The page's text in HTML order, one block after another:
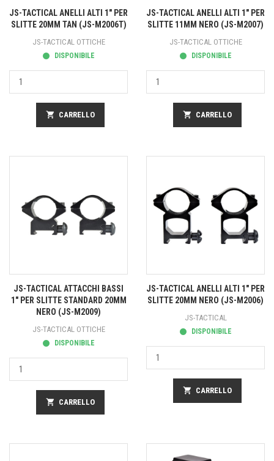
JS-TACTICAL ANELLI ALTI 1" PER
SLITTE 20MM TAN (JS-M2006T)
JS-TACTICAL OTTICHE
DISPONIBILE
shopping_cart CARRELLO
JS-TACTICAL ANELLI ALTI 1" PER
SLITTE 11MM NERO (JS-M2007)
JS-TACTICAL OTTICHE
DISPONIBILE
shopping_cart CARRELLO
JS-TACTICAL ATTACCHI BASSI
1" PER SLITTE STANDARD 20MM
NERO (JS-M2009)
JS-TACTICAL OTTICHE
DISPONIBILE
shopping_cart CARRELLO
JS-TACTICAL ANELLI ALTI 1" PER
SLITTE 20MM NERO (JS-M2006)
JS-TACTICAL
DISPONIBILE
shopping_cart CARRELLO